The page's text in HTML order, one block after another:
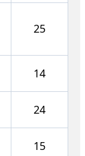
25
14
24
15